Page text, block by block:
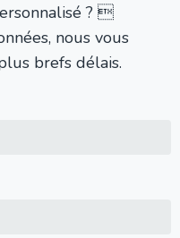
? 
nous vous
brefs délais.